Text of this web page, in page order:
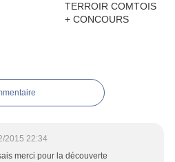
2015 22:34
merci pour la découverte